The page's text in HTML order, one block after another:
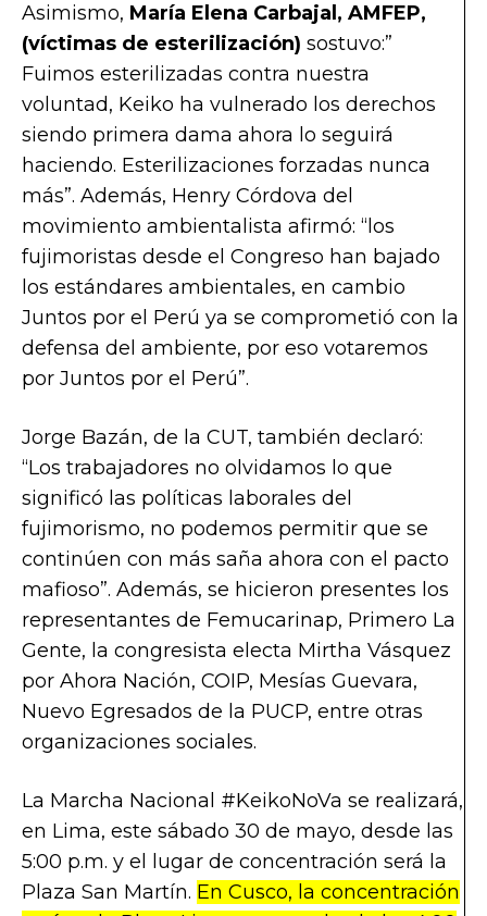
Asimismo, María Elena Carbajal, AMFEP,
(víctimas de esterilización) sostuvo:”
Fuimos esterilizadas contra nuestra
voluntad, Keiko ha vulnerado los derechos
siendo primera dama ahora lo seguirá
haciendo. Esterilizaciones forzadas nunca
más”. Además, Henry Córdova del
movimiento ambientalista afirmó: “los
fujimoristas desde el Congreso han bajado
los estándares ambientales, en cambio
Juntos por el Perú ya se comprometió con la
defensa del ambiente, por eso votaremos
por Juntos por el Perú”.
Jorge Bazán, de la CUT, también declaró:
“Los trabajadores no olvidamos lo que
significó las políticas laborales del
fujimorismo, no podemos permitir que se
continúen con más saña ahora con el pacto
mafioso”. Además, se hicieron presentes los
representantes de Femucarinap, Primero La
Gente, la congresista electa Mirtha Vásquez
por Ahora Nación, COIP, Mesías Guevara,
Nuevo Egresados de la PUCP, entre otras
organizaciones sociales.
La Marcha Nacional #KeikoNoVa se realizará,
en Lima, este sábado 30 de mayo, desde las
5:00 p.m. y el lugar de concentración será la
Plaza San Martín. En Cusco, la concentración